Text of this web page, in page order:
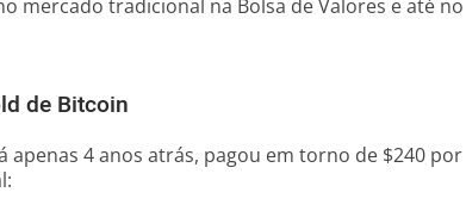
mercado tradicional na Bolsa de Valores e até no
de Bitcoin
apenas 4 anos atrás, pagou em torno de $240 por